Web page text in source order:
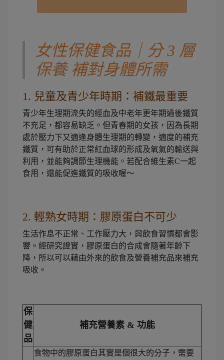
女性保健食品｜分 3 層
保養 補對身體所需
1. 兒童及青少年時期：補鐵最重要
青少年生理期流失的經血及中老年更年期過後鐵質
不充足，都容易缺乏。但青春期的女孩，因為長期
處於壓力下又適逢身體生理期的轉變，適度的補充
鐵質，可有助於正常紅血球的形成及氧氣的輸送與
利用，並能夠調節生理機能。若配合維生素C一起
食用，還能促進鐵質的吸收喔～
2. 輕熟女時期：膠原蛋白不可少
生活作息不正常、工作壓力大，與飲食習慣都會影
響。經研究證實，膠原蛋白的合成會隨著年齡下
降，所以可以藉由外來的飲食及營養補充品來補充
吸收。
保
健
品
補充營養素 & 功能
食物中的膠原蛋白其實是個很大的分子，需要